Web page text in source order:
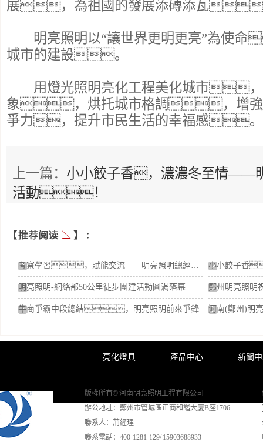
展，為祖國的發展添磚添瓦
明亮照明以“讓世界更明更亮”為使命
城市的建設。
用燈光照明亮化工程美化城市，
象，烘托城市格調，增
爭力，提升市民生活的幸福感。
上一篇： 小小餃子香，濃濃冬至情——
活動！
考察學習，賦能交流——明亮照明總經理荊明慧蓄勢賦能進行時
明亮照明-網絡部50公里徒步團建活動圓滿落幕
牛商爭霸中段總結，明亮照明前來爭鋒
亮化燈具 產品中心 新聞
版權所有© 河南明亮照明工程有限公司
辦公地址：鄭州市管城區正商和諧大廈B座1706
聯系人：荊經理
聯系電話：400-1281-129/ 15903688933